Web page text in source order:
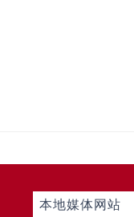
本地媒体网站